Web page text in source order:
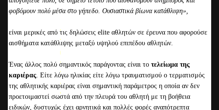
φοβόμουν πολύ μέσα στο γήπεδο. Ουσιαστικά βίωνα κατάθλιψη»,
είναι μερικές από τις δηλώσεις elite αθλητών σε έρευνα που αφορούσε
αισθήματα κατάθλιψης μεταξύ υψηλού επιπέδου αθλητών.
Ένας άλλος πολύ σημαντικός παράγοντας είναι το τελείωμα της
καριέρας. Είτε λόγω ηλικίας είτε λόγω τραυματισμού ο τερματισμός
της αθλητικής καριέρας είναι σημαντική παράμετρος η οποία αν δεν
προετοιμαστεί σωστά από την πλευρά του αθλητή με τη βοήθεια
ειδικών, δυστυχώς έχει αρνητικά και πολλές φορές αναπότρεπτα
μ
α
π
ρ
ο
π
ο
ν
η